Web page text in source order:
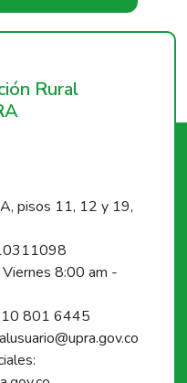
Rural
pisos 11, 12 y 19,
8:00 am -
801 6445